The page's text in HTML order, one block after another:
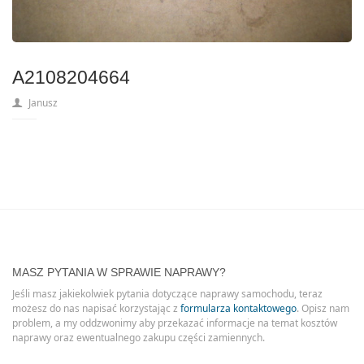
A2108204664
Janusz
MASZ PYTANIA W SPRAWIE NAPRAWY?
Jeśli masz jakiekolwiek pytania dotyczące naprawy samochodu, teraz
możesz do nas napisać korzystając z formularza kontaktowego. Opisz nam
problem, a my oddzwonimy aby przekazać informacje na temat kosztów
naprawy oraz ewentualnego zakupu części zamiennych.